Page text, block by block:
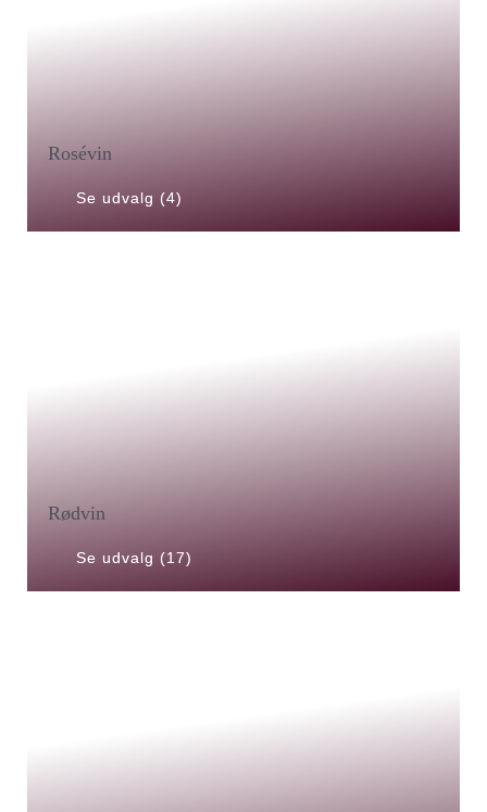
Rosévin
Se udvalg (4)
Rødvin
Se udvalg (17)